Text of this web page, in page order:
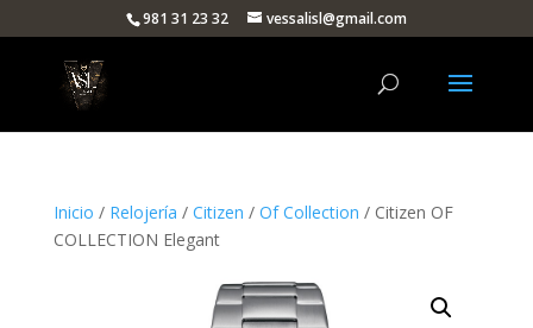
981 31 23 32 vessalisl@gmail.com
Inicio / Relojería / Citizen / Of Collection / Citizen OF
COLLECTION Elegant